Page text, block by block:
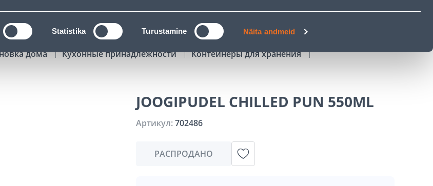
Statistika Turustamine Näita andmeid
АРЕНДА ИНСТРУМЕНТОВ РАССРОЧКА
дома Кухонные принадлежности
Контейнеры для хранения
JOOGIPUDEL CHILLED PUN 550ML
Артикул:702486
РАСПРОДАНО